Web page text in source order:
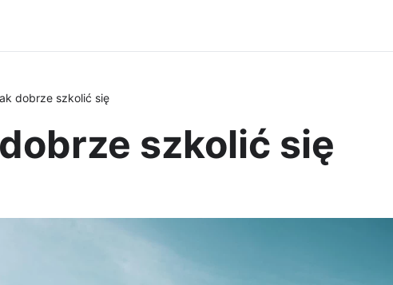
dobrze szkolić się
szkolić się